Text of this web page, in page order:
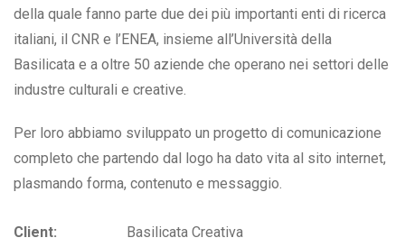
della quale fanno parte due dei più importanti enti di ricerca
italiani, il CNR e l’ENEA, insieme all’Università della
Basilicata e a oltre 50 aziende che operano nei settori delle
industre culturali e creative.
Per loro abbiamo sviluppato un progetto di comunicazione
completo che partendo dal logo ha dato vita al sito internet,
plasmando forma, contenuto e messaggio.
Client: Basilicata Creativa